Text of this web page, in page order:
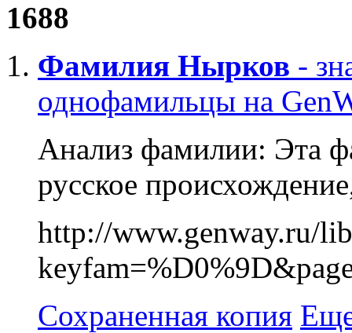
1688
Фамилия Нырков -
однофамильцы на
Анализ фамилии: Эта
русское
http://www.genway.ru/
Сохраненная копия